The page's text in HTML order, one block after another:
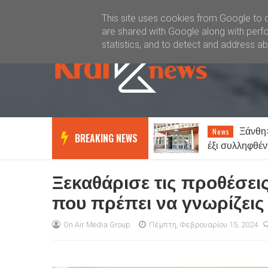
Καλώς ήλθατε Kral News
BREAKING NEWS
Ξάνθη: Αθωώθηκαν οι
έξι συλληφθέντες για την
υπόθεση με τα τυχερά παίγνια
σε καφενείο
Lifestyle
συμβαίνει και
Ξεκαθάρισε τις
που πρέπει να γνωρίζεις
On Air Media Group Πέμπτη, Φεβρουαρίου 15, 2024
This site uses cookies from Google to
are shared with Google along with
statistics, and to detect and address